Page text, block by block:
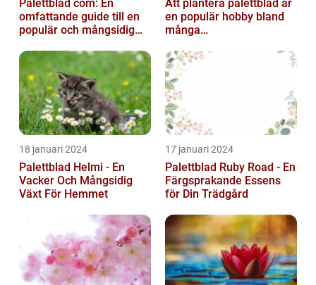
Palettblad com: En
omfattande guide till en
populär och mångsidig
Att plantera palettblad är
en populär hobby bland
många
kan bidra till att ...
18 januari 2024
Palettblad Helmi - En
Vacker Och Mångsidig
Växt För Hemmet
17 januari 2024
Palettblad Ruby Road - En
Färgsprakande Essens
för Din Trädgård